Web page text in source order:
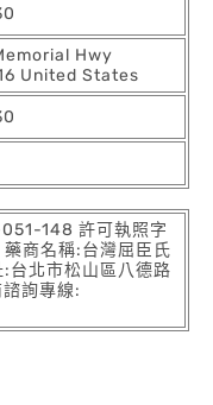
Hwy
United States
148 許可執照字
商名稱:台灣屈臣氏
台北市松山區八德路
詢專線: